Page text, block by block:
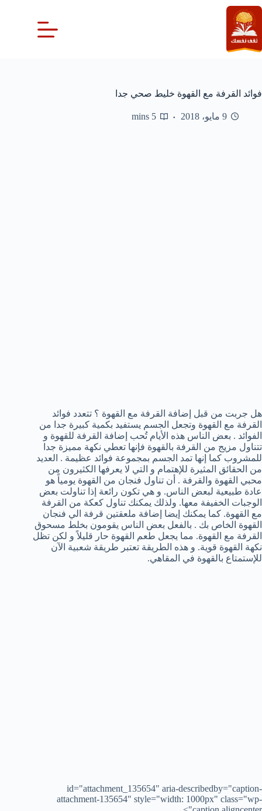
التجاوز
إلى
المحتوى
فوائد القرفة مع القهوة خليط صحي جدا
9 مايو، 2018 5 mins
هل جربت من قبل إضافة القرفة مع القهوة ؟ تتعدد فوائد
القرفة مع القهوة وتجعل الجسم يستفيد بكمية كبيرة جدا من
الفوائد . بعض الناس هذه الأيام تُحب إضافة القرفة للقهوة و
تتناول مزيج من القرفة بالقهوة فإنها تعطي نكهة مميزة جدا
للمشروب كما إنها تمد الجسم بمجموعة فوائد عظيمة . العديد
من الحقائق المثيرة للإهتمام و التي لا يعرفها الكثيرون من
محبي القهوة والقرفة . أن تناول فنجان من القهوة يومياً هو
عادة طبيعية لبعض الناس. و هي تكون رائعة إذا تناولت بعض
الوجبات الخفيفة معها. ولذلك يمكنك تناول كعكة من القرفة
مع القهوة. كما يمكنك إيضا إضافة ملعقتين قرفة الي فنجان
القهوة الخاص بك . بالفعل بعض الناس يقومون بخلط مسحوق
القرفة مع القهوة. مما يجعل طعم القهوة حار قليلاً و لكن تظل
نكهة القهوة قوية. و هذه الطريقة تعتبر طريقة شعبية الآن
للإستمتاع بالقهوة في المقاهي.
id="attachment_135654" aria-describedby="caption-
attachment-135654" style="width: 1000px" class="wp-